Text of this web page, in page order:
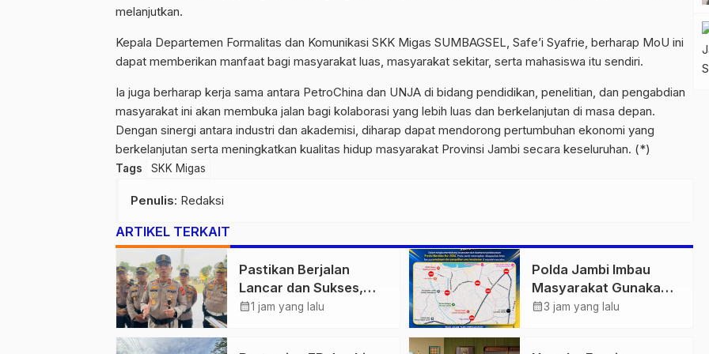
melanjutkan.
Kepala Departemen Formalitas dan Komunikasi SKK Migas SUMBAGSEL, Safe’i Syafrie, berharap MoU ini
dapat memberikan manfaat bagi masyarakat luas, masyarakat sekitar, serta mahasiswa itu sendiri.
Ia juga berharap kerja sama antara PetroChina dan UNJA di bidang pendidikan, penelitian, dan pengabdian
masyarakat ini akan membuka jalan bagi kolaborasi yang lebih luas dan berkelanjutan di masa depan.
Dengan sinergi antara industri dan akademisi, diharap dapat mendorong pertumbuhan ekonomi yang
berkelanjutan serta meningkatkan kualitas hidup masyarakat Provinsi Jambi secara keseluruhan. (*)
Tags SKK Migas
Penulis: Redaksi
ARTIKEL TERKAIT
Pastikan Berjalan
Lancar dan Sukses,
Polda Jambi Siapkan
calendar_month1 jam yang lalu
Polda Jambi Imbau
Masyarakat Gunakan
Jalur Alternatif Selama
calendar_month3 jam yang lalu